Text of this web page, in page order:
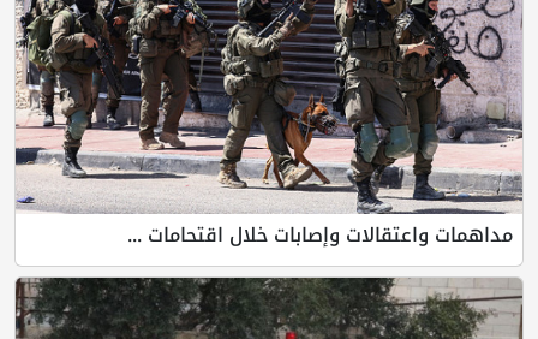
مداهمات واعتقالات وإصابات خلال اقتحامات ...